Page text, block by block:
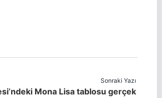
Sonraki Yazı
Mona Lisa tablosu gerçek